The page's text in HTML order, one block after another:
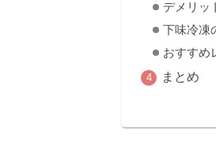
デメリッ
下味冷凍
おすすめ
まとめ